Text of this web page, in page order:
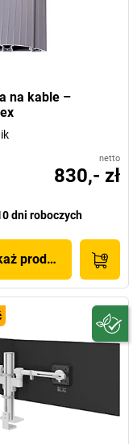
na kable –
netto
830,- zł
dni roboczych
produkt